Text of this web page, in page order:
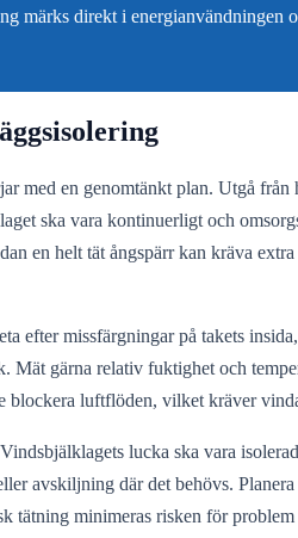
märks direkt i energianvändningen
med en genomtänkt plan. Utgå
ska vara kontinuerligt och
en helt tät ångspärr kan kräva
efter missfärgningar på takets
gärna relativ fuktighet och
luftflöden, vilket kräver
lucka ska vara
avskiljning där det behövs.
tätning minimeras risken för